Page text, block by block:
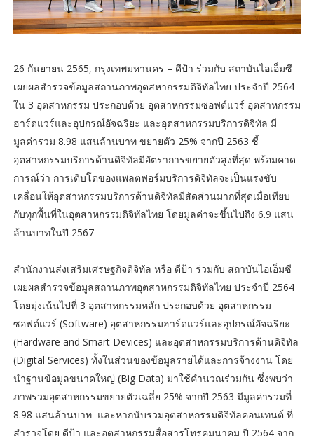
26 กันยายน 2565, กรุงเทพมหานคร – ดีป้า ร่วมกับ สถาบันไอเอ็มซี
เผยผลสำรวจข้อมูลสถานภาพอุตสหากรรมดิจิทัลไทย ประจำปี 2564
ใน 3 อุตสาหกรรม ประกอบด้วย อุตสาหกรรมซอฟต์แวร์ อุตสาหกรรม
ฮาร์ดแวร์และอุปกรณ์อัจฉริยะ และอุตสาหกรรมบริการดิจิทัล มี
มูลค่ารวม 8.98 แสนล้านบาท ขยายตัว 25% จากปี 2563 ชี้
อุตสาหกรรมบริการด้านดิจิทัลมีอัตราการขยายตัวสูงที่สุด พร้อมคาด
การณ์ว่า การเติบโตของแพลตฟอร์มบริการดิจิทัลจะเป็นแรงขับ
เคลื่อนให้อุตสาหกรรมบริการด้านดิจิทัลมีสัดส่วนมากที่สุดเมื่อเทียบ
กับทุกพื้นที่ในอุตสาหกรรมดิจิทัลไทย โดยมูลค่าจะขึ้นไปถึง 6.9 แสน
ล้านบาทในปี 2567
สำนักงานส่งเสริมเศรษฐกิจดิจิทัล หรือ ดีป้า ร่วมกับ สถาบันไอเอ็มซี
เผยผลสำรวจข้อมูลสถานภาพอุตสาหกรรมดิจิทัลไทย ประจำปี 2564
โดยมุ่งเน้นไปที่ 3 อุตสาหกรรมหลัก ประกอบด้วย อุตสาหกรรม
ซอฟต์แวร์ (Software) อุตสาหกรรมฮาร์ดแวร์และอุปกรณ์อัจฉริยะ
(Hardware and Smart Devices) และอุตสาหกรรมบริการด้านดิจิทัล
(Digital Services) ทั้งในส่วนของข้อมูลรายได้และการจ้างงาน โดย
นำฐานข้อมูลขนาดใหญ่ (Big Data) มาใช้คำนวณร่วมกัน ซึ่งพบว่า
ภาพรวมอุตสาหกรรมขยายตัวเฉลี่ย 25% จากปี 2563 มีมูลค่ารวมที่
8.98 แสนล้านบาท และหากนับรวมอุตสาหกรรมดิจิทัลคอนเทนต์ ที่
สำรวจโดย ดีป้า และอุตสาหกรรมสื่อสารโทรคมนาคม ปี 2564 จาก